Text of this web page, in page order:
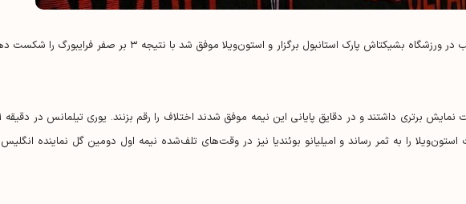
دیدار فینال لیگ اروپا چهارشنبه شب در ورزشگاه بشیکتاش پارک استانبول برگزار و استون‌ویلا موفق شد با نتیجه ۳ بر صفر فرایبورگ
شاگردان
را به ثمر رساند و امیلیانو بوئندیا نیز در وقت‌های تلف‌شده نیمه اول دومین گل نماینده انگلیس